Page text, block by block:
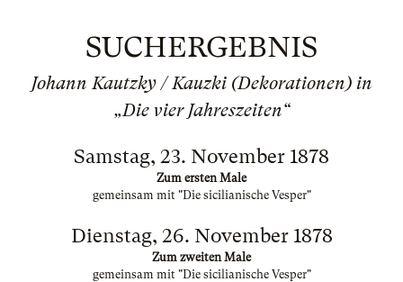
SUCHERGEBNIS
Johann Kautzky / Kauzki (Dekorationen) in
„Die vier Jahreszeiten“
Samstag, 23. November 1878
Zum ersten Male
gemeinsam mit "Die sicilianische Vesper"
Dienstag, 26. November 1878
Zum zweiten Male
gemeinsam mit "Die sicilianische Vesper"